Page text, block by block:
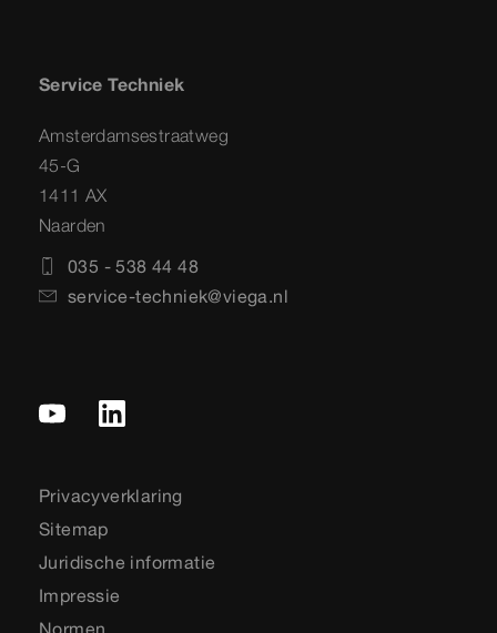
Service Techniek
Amsterdamsestraatweg
45-G
1411 AX
Naarden
035 - 538 44 48
service-techniek@viega.nl
Privacyverklaring
Sitemap
Juridische informatie
Impressie
Normen